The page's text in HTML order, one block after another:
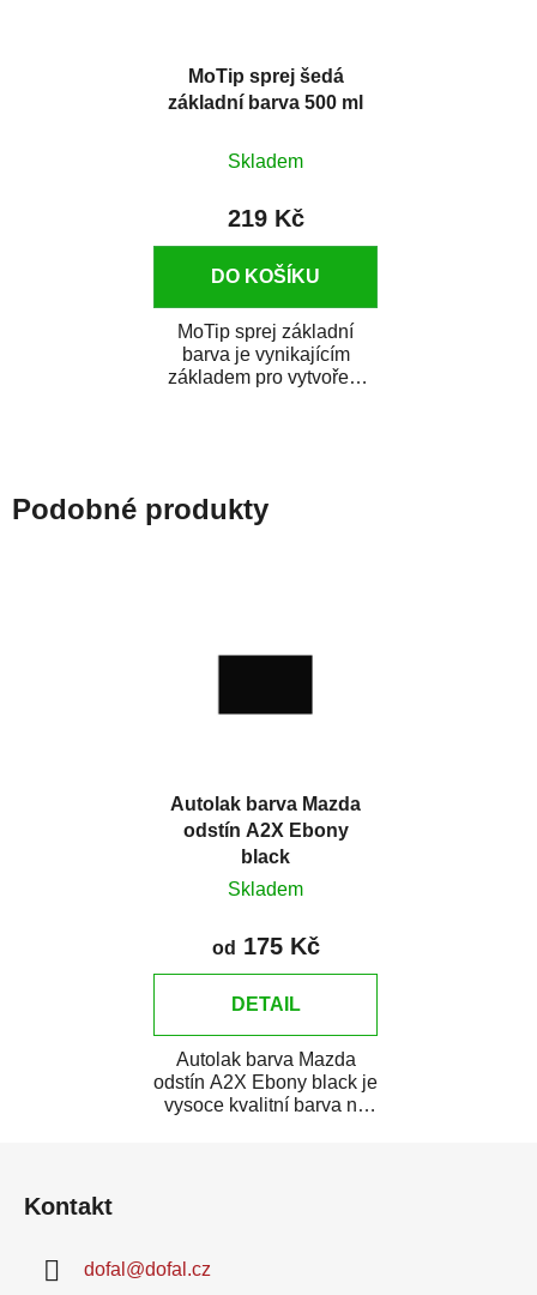
MoTip sprej šedá
základní barva 500 ml
Skladem
219 Kč
DO KOŠÍKU
MoTip sprej základní
barva je vynikajícím
základem pro vytvoření
Podobné produkty
Autolak barva Mazda
odstín A2X Ebony
black
Skladem
od 175 Kč
DETAIL
Autolak barva Mazda
odstín A2X Ebony black je
vysoce kvalitní barva na
Kontakt
dofal @dofal.cz